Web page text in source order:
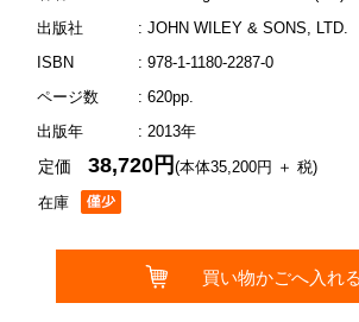
出版社
: JOHN WILEY & SONS, LTD.
ISBN
: 978-1-1180-2287-0
ページ数
: 620pp.
出版年
: 2013年
在庫
定価38,720円(本体35,200円 ＋ 税)